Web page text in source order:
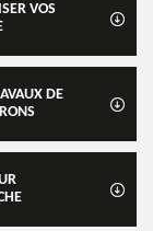
VOS
DE